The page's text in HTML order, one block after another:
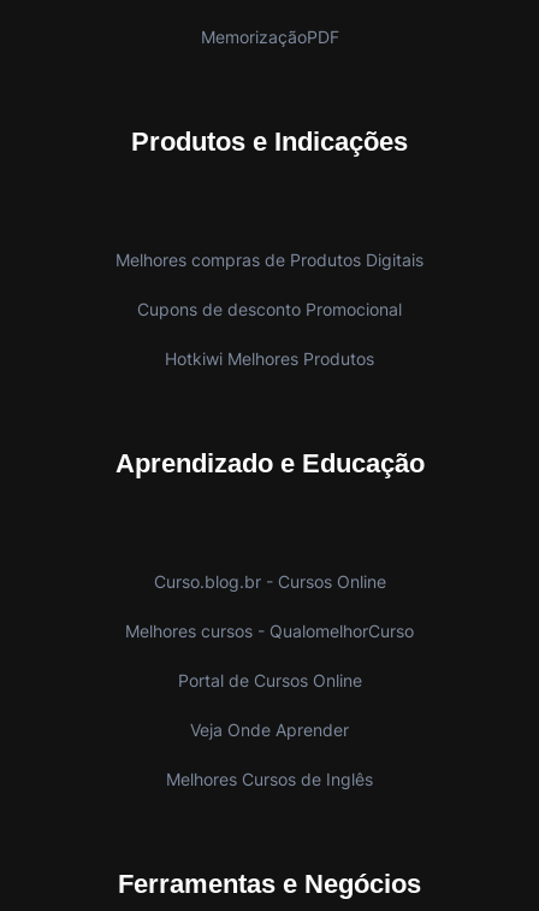
MemorizaçãoPDF
Produtos e Indicações
Melhores compras de Produtos Digitais
Cupons de desconto Promocional
Hotkiwi Melhores Produtos
Aprendizado e Educação
Curso.blog.br - Cursos Online
Melhores cursos - QualomelhorCurso
Portal de Cursos Online
Veja Onde Aprender
Melhores Cursos de Inglês
Ferramentas e Negócios